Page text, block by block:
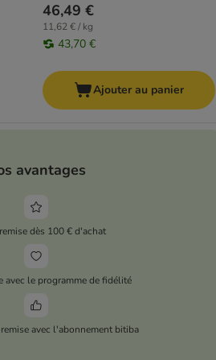
46,49 €
11,62 € / kg
43,70 €
Ajouter au panier
avantages
dès 100 € d'achat
avec le programme de fidélité
avec l'abonnement bitiba